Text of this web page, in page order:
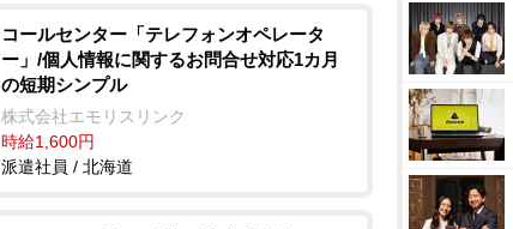
コールセンター「テレフォンオペレータ
ー」/個人情報に関するお問合せ対応1カ月
の短期シンプル
株式会社エモリスリンク
時給1,600円
派遣社員 / 北海道